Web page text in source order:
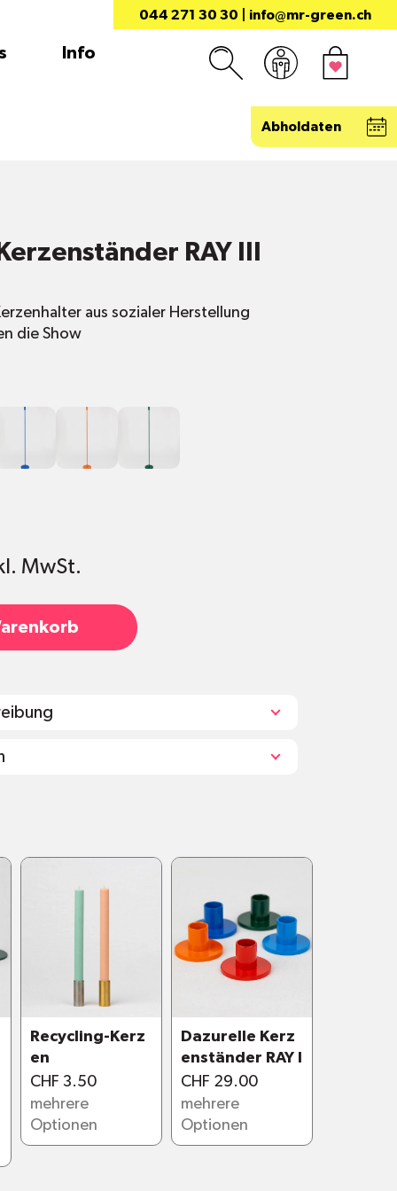
044 271 30 30 info@mr-green.ch
Info
Abholdaten
RAY III
aus sozialer Herstellung
die Show
MwSt.
Farben
cm. Durchmesser Bodenplatte 14
in Zürich
Recycling-Kerz
en
CHF 3.50
mehrere
Optionen
Dazurelle Kerz
enständer RAY I
CHF 29.00
mehrere
Optionen